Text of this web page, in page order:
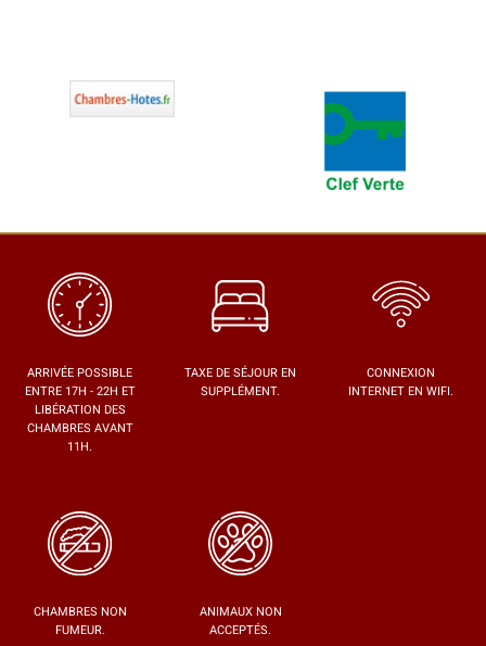
ARRIVÉE POSSIBLE
ENTRE 17H - 22H ET
LIBÉRATION DES
CHAMBRES AVANT
11H.
TAXE DE SÉJOUR EN
SUPPLÉMENT.
CONNEXION
INTERNET EN WIFI.
CHAMBRES NON
FUMEUR.
ANIMAUX NON
ACCEPTÉS.